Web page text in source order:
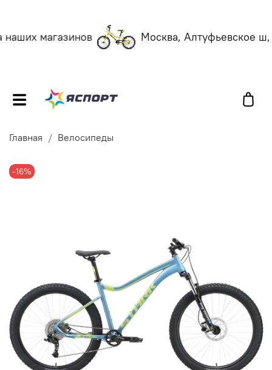
магазинов Москва, Алтуфьевское ш,
Главная Велосипеды
-16%